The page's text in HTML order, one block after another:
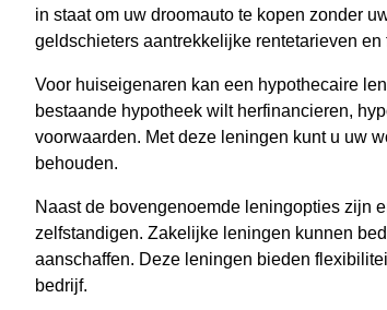
in staat om uw droomauto te kopen zonder
geldschieters aantrekkelijke rentetarieven
Voor huiseigenaren kan een hypothecaire
bestaande hypotheek wilt herfinancieren,
voorwaarden. Met deze leningen kunt u uw
behouden.
Naast de bovengenoemde leningopties zijn
zelfstandigen. Zakelijke leningen kunnen
aanschaffen. Deze leningen bieden
bedrijf.